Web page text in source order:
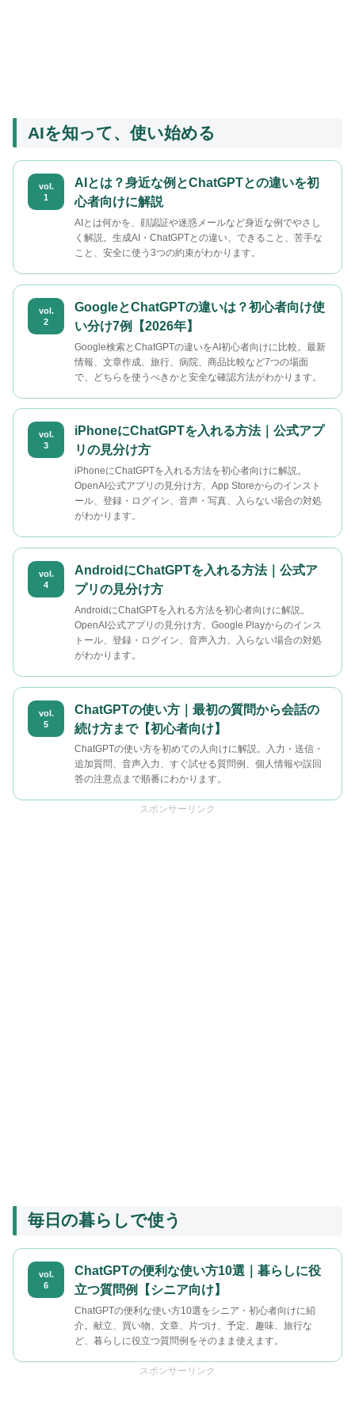
AIを知って、使い始める
vol.
1
AIとは？身近な例とChatGPTとの違いを初
心者向けに解説
AIとは何かを、顔認証や迷惑メールなど身近な例でやさし
く解説。生成AI・ChatGPTとの違い、できること、苦手な
こと、安全に使う3つの約束がわかります。
vol.
2
GoogleとChatGPTの違いは？初心者向け使
い分け7例【2026年】
Google検索とChatGPTの違いをAI初心者向けに比較。最新
情報、文章作成、旅行、病院、商品比較など7つの場面
で、どちらを使うべきかと安全な確認方法がわかります。
vol.
3
iPhoneにChatGPTを入れる方法｜公式アプ
リの見分け方
iPhoneにChatGPTを入れる方法を初心者向けに解説。
OpenAI公式アプリの見分け方、App Storeからのインスト
ール、登録・ログイン、音声・写真、入らない場合の対処
がわかります。
vol.
4
AndroidにChatGPTを入れる方法｜公式ア
プリの見分け方
AndroidにChatGPTを入れる方法を初心者向けに解説。
OpenAI公式アプリの見分け方、Google Playからのインス
トール、登録・ログイン、音声入力、入らない場合の対処
がわかります。
vol.
5
ChatGPTの使い方｜最初の質問から会話の
続け方まで【初心者向け】
ChatGPTの使い方を初めての人向けに解説。入力・送信・
追加質問、音声入力、すぐ試せる質問例、個人情報や誤回
答の注意点まで順番にわかります。
スポンサーリンク
毎日の暮らしで使う
vol.
6
ChatGPTの便利な使い方10選｜暮らしに役
立つ質問例【シニア向け】
ChatGPTの便利な使い方10選をシニア・初心者向けに紹
介。献立、買い物、文章、片づけ、予定、趣味、旅行な
ど、暮らしに役立つ質問例をそのまま使えます。
スポンサーリンク